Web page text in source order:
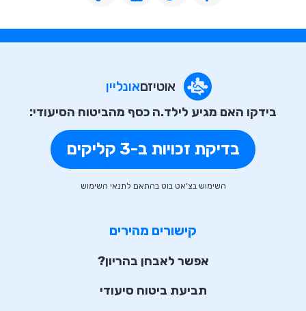
אוטיזםאונליין
בידקו האם מגיע לילד.ה כסף מהביטוח הסיעודי:
בדיקת זכויות ב-3 קליקים
השימוש בצ'אט בוט בהתאם לתנאי השימוש
קישורים מהירים
אפשר לאבחן בהריון?
תביעת ביטוח סיעודי